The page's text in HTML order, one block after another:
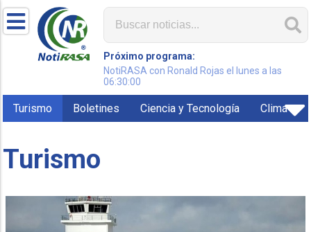
Próximo programa:
NotiRASA con Ronald Rojas el lunes a las
06:30:00
Turismo Boletines Ciencia y Tecnología Clima
Turismo